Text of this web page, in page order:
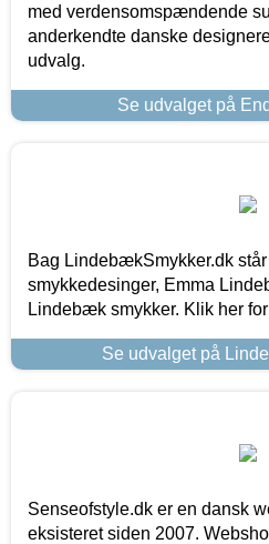
med verdensomspændende
anderkendte danske
udvalg.
Se udvalget på
Bag LindebækSmykker.dk
smykkedesinger, Emma
Lindebæk smykker. Klik her
Se udvalget på
Senseofstyle.dk er en dansk
eksisteret siden 2007.